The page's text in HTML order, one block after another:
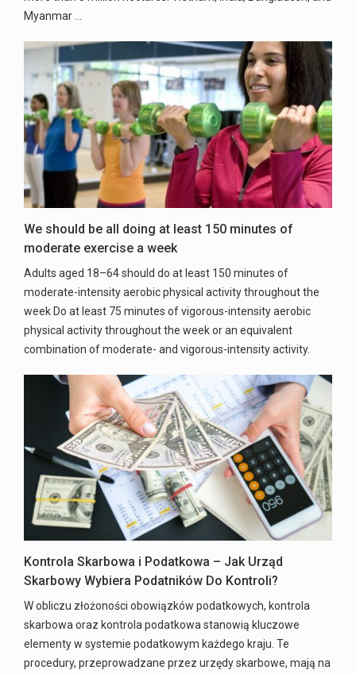
Myanmar ...
We should be all doing at least 150 minutes of
moderate exercise a week
Adults aged 18–64 should do at least 150 minutes of
moderate-intensity aerobic physical activity throughout the
week Do at least 75 minutes of vigorous-intensity aerobic
physical activity throughout the week or an equivalent
combination of moderate- and vigorous-intensity activity.
Kontrola Skarbowa i Podatkowa – Jak Urząd
Skarbowy Wybiera Podatników Do Kontroli?
W obliczu złożoności obowiązków podatkowych, kontrola
skarbowa oraz kontrola podatkowa stanowią kluczowe
elementy w systemie podatkowym każdego kraju. Te
procedury, przeprowadzane przez urzędy skarbowe, mają na